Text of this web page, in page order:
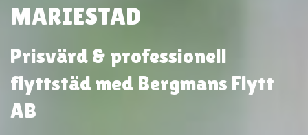
MARIESTAD
Prisvärd & professionell
flyttstäd med Bergmans Flytt
AB